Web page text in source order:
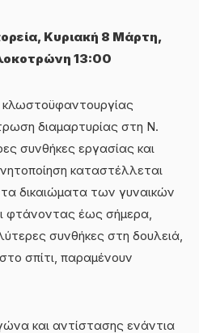
Κυριακή 8 Μάρτη,
13:00
διαμαρτυρίας στη Ν.
συνθήκες εργασίας και
καταστέλλεται
τα δικαιώματα των γυναικών
φτάνοντας έως σήμερα,
συνθήκες στη δουλειά,
σπίτι, παραμένουν
και αντίστασης ενάντια